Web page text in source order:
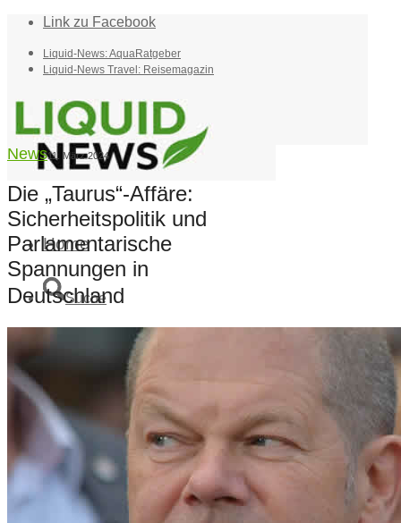
Link zu Facebook
Liquid-News: AquaRatgeber
Liquid-News Travel: Reisemagazin
Home
Suche
News11. März 2024
Die „Taurus“-Affäre:
Sicherheitspolitik und
Parlamentarische
Spannungen in
Deutschland